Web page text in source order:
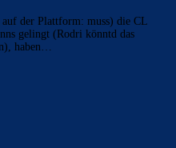
der Plattform: muss) die CL
gelingt (Rodri könntd das
haben…